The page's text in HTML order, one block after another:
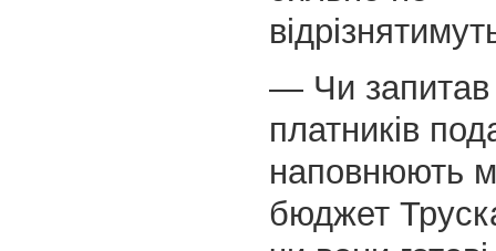
— Чи запитав
платників
наповнюють
бюджет